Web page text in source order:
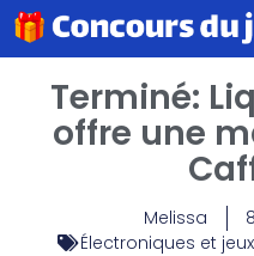
Terminé:
offre une
Melissa
Électroniques et